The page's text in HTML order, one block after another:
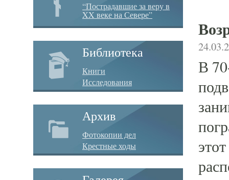
“Пострадавшие за веру в
XX веке на Севере”
Библиотека
Книги
Исследования
Архив
Фотокопии дел
Крестные ходы
В